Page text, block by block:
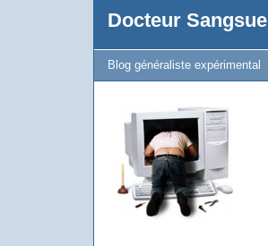
Docteur Sangsue
Blog généraliste expérimental